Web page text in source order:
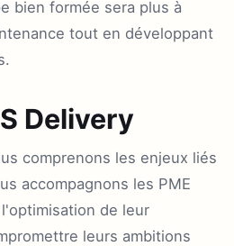
bien formée sera plus à
tout en développant
Delivery
comprenons les enjeux liés
accompagnons les PME
de leur
leurs ambitions